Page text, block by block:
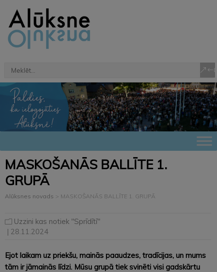
MASKOŠANĀS BALLĪTE 1.
GRUPĀ
Alūksnes novads > MASKOŠANĀS BALLĪTE 1. GRUPĀ
Uzzini kas notiek "Sprīdītī"
| 28.11.2024
Ejot laikam uz priekšu, mainās paaudzes, tradīcijas, un mums
tām ir jāmainās līdzi. Mūsu grupā tiek svinēti visi gadskārtu